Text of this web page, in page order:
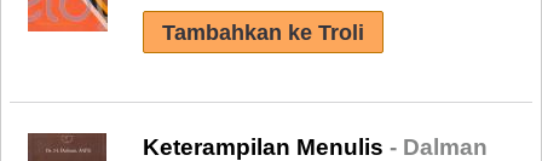
Keterampilan Menulis - Dalman